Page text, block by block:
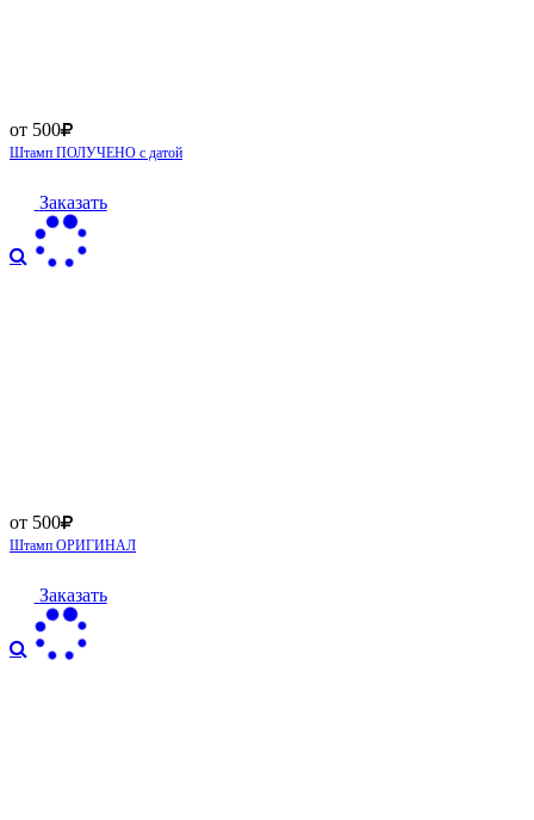
от 500
Штамп ПОЛУЧЕНО с датой
Заказать
от 500
Штамп ОРИГИНАЛ
Заказать